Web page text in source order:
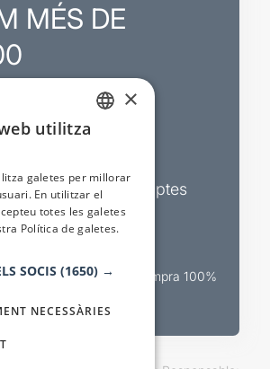
MÉS DE
d’actualitat i descomptes
de venda teatral Compra 100%
×
utilitza
galetes per millorar
En utilitzar el
totes les galetes
Política de galetes.
SOCIS (1650) →
NECESSÀRIES